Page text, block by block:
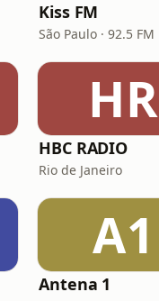
Kiss FM
São Paulo · 92.5 FM
HR
HBC RADIO
Rio de Janeiro
A1
Antena 1